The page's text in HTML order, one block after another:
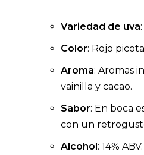
Variedad de uva
Color: Rojo
Aroma: Aromas
vainilla y cacao.
Sabor: En boca
con un
Alcohol: 14% ABV.